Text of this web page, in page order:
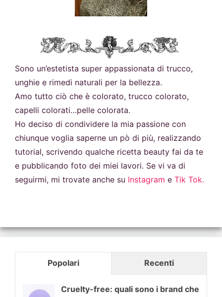
Sono un’estetista super appassionata di trucco,
unghie e rimedi naturali per la bellezza.
Amo tutto ciò che è colorato, trucco colorato,
capelli colorati…pelle colorata.
Ho deciso di condividere la mia passione con
chiunque voglia saperne un pò di più, realizzando
tutorial, scrivendo qualche ricetta beauty fai da te
e pubblicando foto dei miei lavori. Se vi va di
seguirmi, mi trovate anche su Instagram e Tik Tok.
Popolari Recenti
Cruelty-free: quali sono i brand che